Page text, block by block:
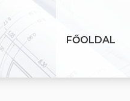
FŐOLDAL